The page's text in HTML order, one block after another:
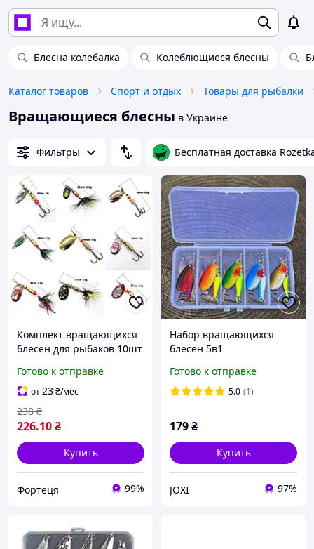
Блесна колебалка Колеблющиеся блесны
Каталог товаров Спорт и отдых Товары для рыбалки
Вращающиеся блесны в Украине
Фильтры Бесплатная доставка
Комплект вращающихся
блесен для рыбаков 10шт
Готово к отправке
от23₴/мес
226.10₴
238 ₴
Купить
Фортеця 99%
Набор вращающихся
блесен 5в1
Готово к отправке
5.0 (1)
179₴
Купить
JOXI 97%